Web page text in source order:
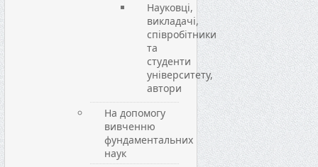
Науковці,
викладачі,
співробітники
та
студенти
університету,
автори
На допомогу
вивченню
фундаментальних
наук